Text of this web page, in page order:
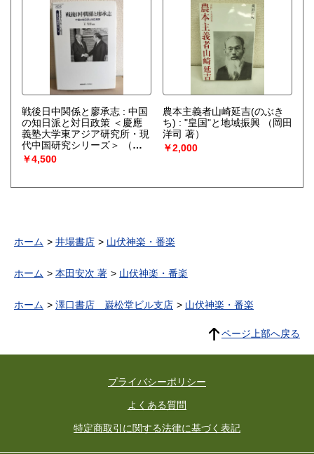
戦後日中関係と廖承志 : 中国
の知日派と対日政策 ＜慶應
義塾大学東アジア研究所・現
代中国研究シリーズ＞
（王
雪萍 編著）
￥4,500
農本主義者山崎延吉(のぶき
ち) : "皇国"と地域振興
（岡田
洋司 著）
￥2,000
ホーム 井場書店 山伏神楽・番楽
ホーム 本田安次 著 山伏神楽・番楽
ホーム 澤口書店 巌松堂ビル支店 山伏神楽・番楽
ページ上部へ戻る
プライバシーポリシー
よくある質問
特定商取引に関する法律に基づく表記